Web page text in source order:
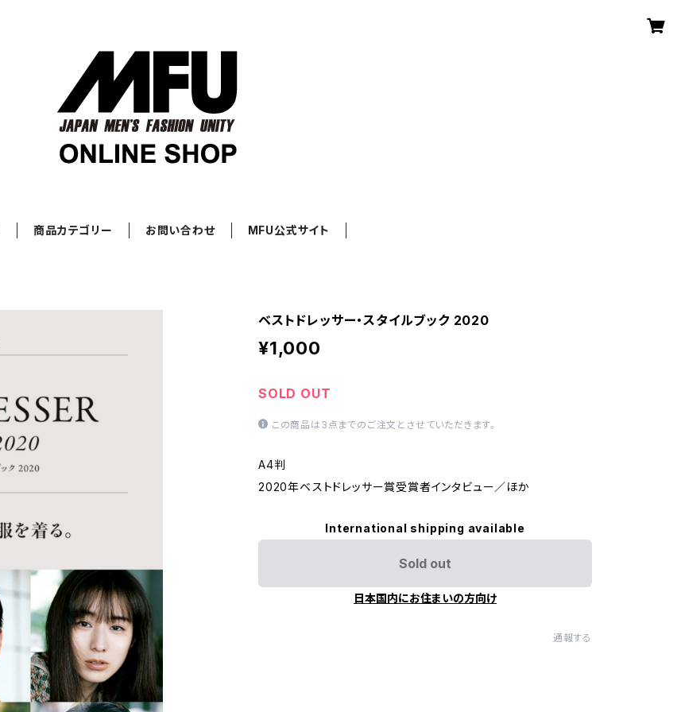
商品カテゴリー お問い合わせ MFU公式サイト
ベストドレッサー・スタイルブック 2020
¥1,000
SOLD OUT
この商品は3点までのご注文とさせていただきます。
A4判
2020年ベストドレッサー賞受賞者インタビュー／ほか
International shipping available
Sold out
日本国内にお住まいの方向け
通報する